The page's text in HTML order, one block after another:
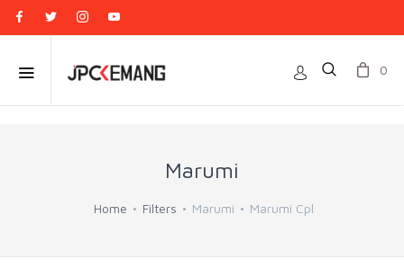
0
Marumi
Home Filters Marumi Marumi Cpl